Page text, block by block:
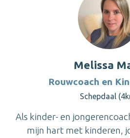
Melissa
Rouwcoach en
Schepdaal
Als kinder- en
mijn hart met kinderen,